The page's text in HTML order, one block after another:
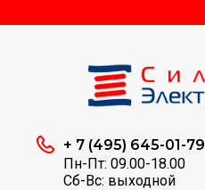
+ 7 (495) 645-01-79
Пн-Пт: 09.00-18.00
Сб-Вс: выходной